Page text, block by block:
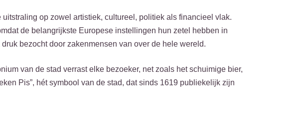
op zowel artistiek, cultureel, politiek als financieel vlak.
de belangrijkste Europese instellingen hun zetel hebben in
bezocht door zakenmensen van over de hele wereld.
van de stad verrast elke bezoeker, net zoals het schuimige bier,
Pis”, hét symbool van de stad, dat sinds 1619 publiekelijk zijn